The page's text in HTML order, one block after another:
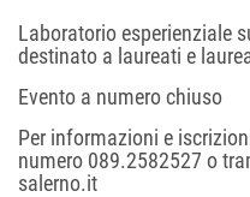
Laboratorio esperienziale
destinato a laureati e
Evento a numero chiuso
Per informazioni e
numero 089.2582527 o
salerno.it